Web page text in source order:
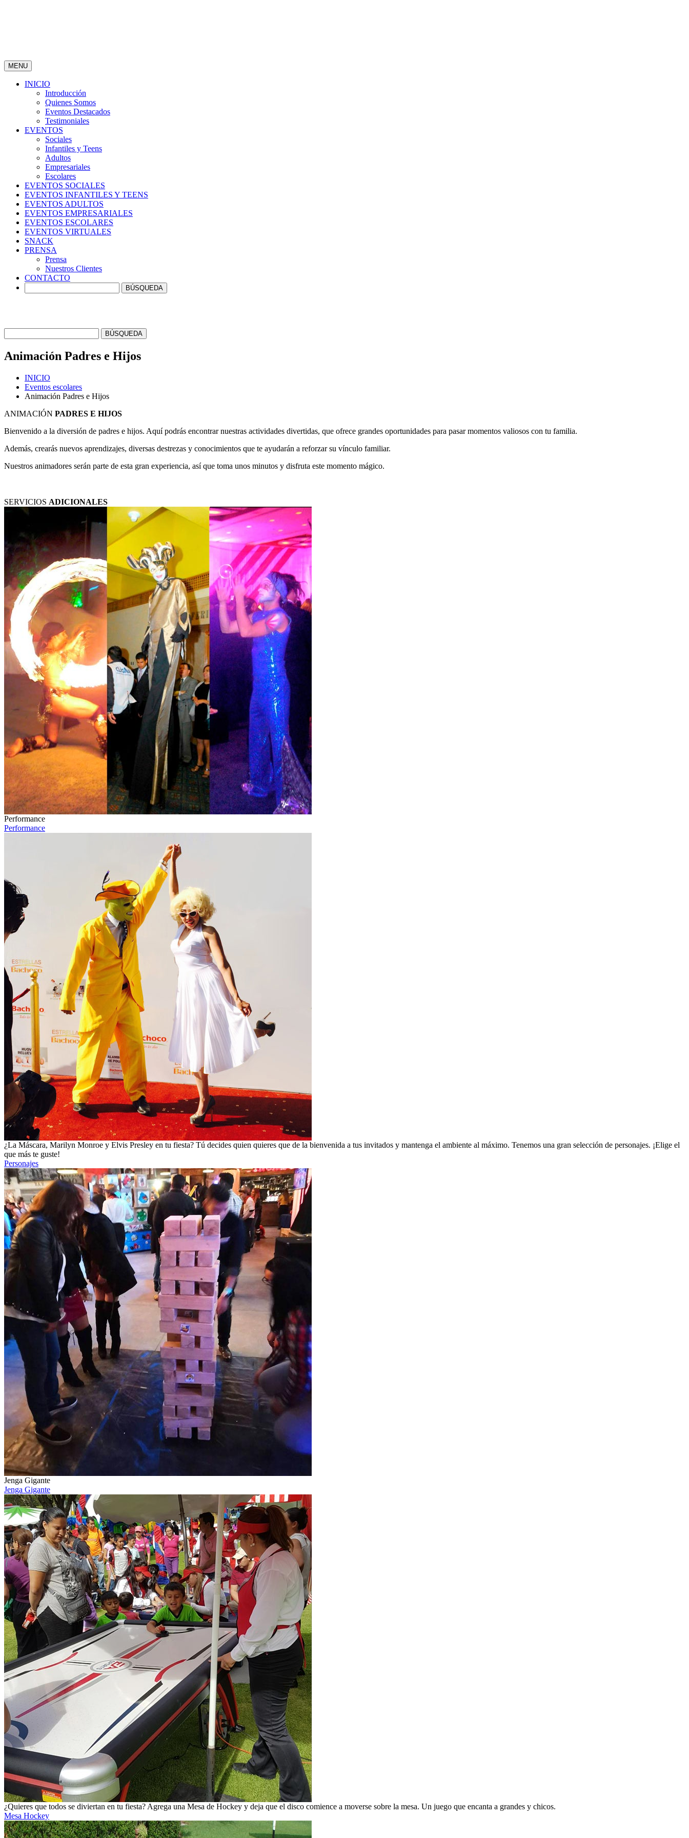
MENU
INICIO
Introducción
Quienes Somos
Eventos Destacados
Testimoniales
EVENTOS
Sociales
Infantiles y Teens
Adultos
Empresariales
Escolares
EVENTOS SOCIALES
EVENTOS INFANTILES Y TEENS
EVENTOS ADULTOS
EVENTOS EMPRESARIALES
EVENTOS ESCOLARES
EVENTOS VIRTUALES
SNACK
PRENSA
Prensa
Nuestros Clientes
CONTACTO
Animación Padres e Hijos
INICIO
Eventos escolares
Animación Padres e Hijos
ANIMACIÓN PADRES E HIJOS
Bienvenido a la diversión de padres e hijos. Aquí podrás encontrar nuestras actividades divertidas, que ofrece grandes oportunidades para pasar momentos valiosos con tu familia.
Además, crearás nuevos aprendizajes, diversas destrezas y conocimientos que te ayudarán a reforzar su vínculo familiar.
Nuestros animadores serán parte de esta gran experiencia, así que toma unos minutos y disfruta este momento mágico.
SERVICIOS ADICIONALES
Performance
Performance
¿La Máscara, Marilyn Monroe y Elvis Presley en tu fiesta? Tú decides quien quieres que de la bienvenida a tus invitados y mantenga el ambiente al máximo. Tenemos una gran selección de personajes. ¡Elige el
que más te guste!
Personajes
Jenga Gigante
Jenga Gigante
¿Quieres que todos se diviertan en tu fiesta? Agrega una Mesa de Hockey y deja que el disco comience a moverse sobre la mesa. Un juego que encanta a grandes y chicos.
Mesa Hockey